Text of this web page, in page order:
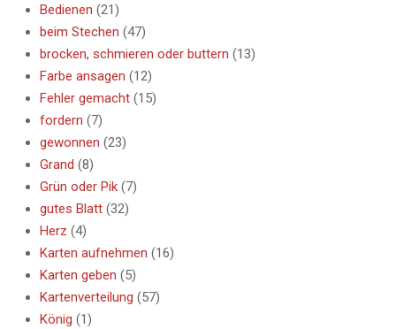
Bedienen (21)
beim Stechen (47)
brocken, schmieren oder buttern (13)
Farbe ansagen (12)
Fehler gemacht (15)
fordern (7)
gewonnen (23)
Grand (8)
Grün oder Pik (7)
gutes Blatt (32)
Herz (4)
Karten aufnehmen (16)
Karten geben (5)
Kartenverteilung (57)
König (1)